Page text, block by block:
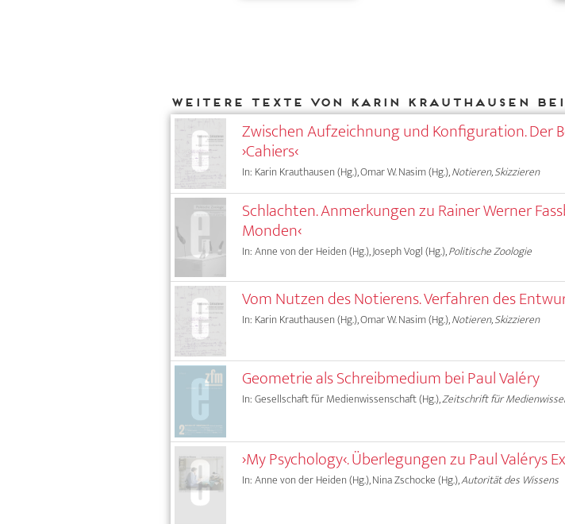
Weitere Texte von Karin Krauthausen bei
Zwischen Aufzeichnung und Konfiguration. Der
›Cahiers‹
In: Karin Krauthausen (Hg.), Omar W. Nasim (Hg.),Notieren, Skizzieren
Schlachten. Anmerkungen zu Rainer Werner
Monden‹
In: Anne von der Heiden (Hg.), Joseph Vogl (Hg.),Politische Zoologie
Vom Nutzen des Notierens. Verfahren des
In: Karin Krauthausen (Hg.), Omar W. Nasim (Hg.),Notieren, Skizzieren
Geometrie als Schreibmedium bei Paul Valéry
In: Gesellschaft für Medienwissenschaft (Hg.),Zeitschrift für
›My Psychology‹. Überlegungen zu Paul
In: Anne von der Heiden (Hg.), Nina Zschocke (Hg.),Autorität des Wissens